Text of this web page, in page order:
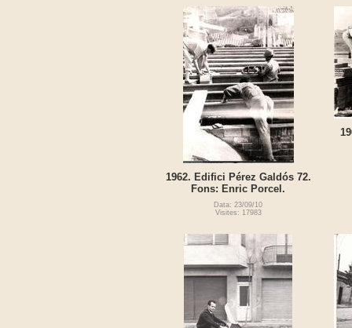
1962. Edifici Pérez Galdós 72.
Fons: Enric Porcel.
Data: 23/09/10
Visites: 17983